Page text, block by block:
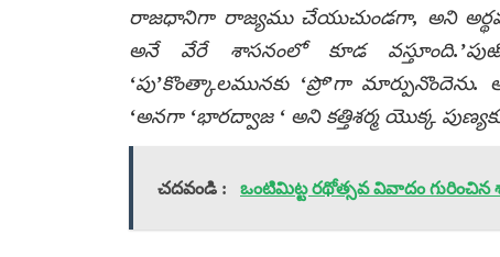
రాజధానిగా రాజ్యము చేయుచుండగా, అని
అనే వేరే శాసనంలో కూడ
‘పు’కొంత్కాలమునకు ‘ప్రో’గా
‘అనగా ‘భారద్వాజ ‘ అని కత్తిశర్మ యొక్క
చదవండి : ఒంటిమిట్ట రథోత్సవ వివాదం గురించిన